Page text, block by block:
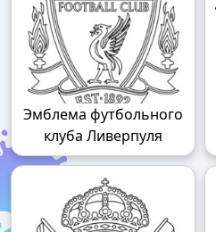
Эмблема футбольного
клуба Ливерпуля